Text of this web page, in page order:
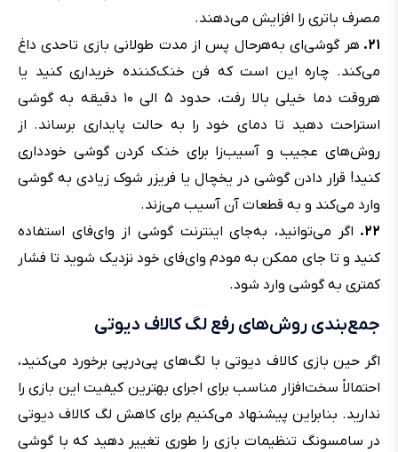
مصرف باتری را افزایش می‌دهند.
۲۱. هر گوشی‌ای به‌هرحال پس از مدت طولانی بازی تاحدی داغ
می‌کند. چاره این است که فن خنک‌کننده خریداری کنید یا
هروقت دما خیلی بالا رفت، حدود ۵ الی ۱۰ دقیقه به گوشی
استراحت دهید تا دمای خود را به حالت پایداری برساند. از
روش‌های عجیب و آسیب‌زا برای خنک کردن گوشی خودداری
کنید! قرار دادن گوشی در یخچال یا فریزر شوک زیادی به گوشی
وارد می‌کند و به قطعات آن آسیب می‌زند.
۲۲.
اگر می‌توانید، به‌جای اینترنت گوشی از وای‌فای استفاده
کنید و تا جای ممکن به مودم وای‌فای خود نزدیک شوید تا فشار
کمتری به گوشی وارد شود.
جمع‌بندی روش‌های رفع لگ کالاف دیوتی
اگر حین بازی کالاف دیوتی با لگ‌های پی‌درپی برخورد می‌کنید،
احتمالاً سخت‌افزار مناسب برای اجرای بهترین کیفیت این بازی را
ندارید. بنابراین پیشنهاد می‌کنیم برای کاهش لگ کالاف دیوتی
در سامسونگ تنظیمات بازی را طوری تغییر دهید که با گوشی